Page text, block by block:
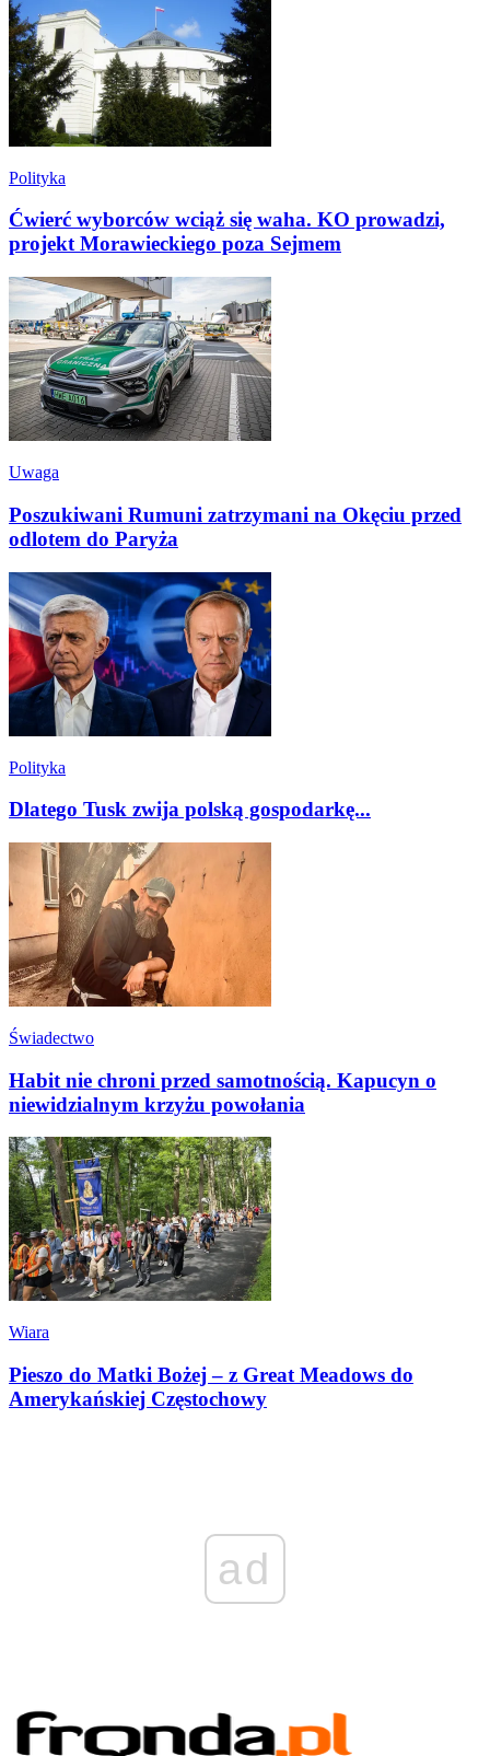
Polityka
Ćwierć wyborców wciąż się waha. KO prowadzi,
projekt Morawieckiego poza Sejmem
Uwaga
Poszukiwani Rumuni zatrzymani na Okęciu przed
odlotem do Paryża
Polityka
Dlatego Tusk zwija polską gospodarkę...
Świadectwo
Habit nie chroni przed samotnością. Kapucyn o
niewidzialnym krzyżu powołania
Wiara
Pieszo do Matki Bożej – z Great Meadows do
Amerykańskiej Częstochowy
ad